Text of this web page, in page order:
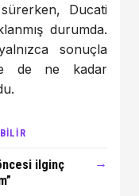
Ducati
durumda.
sonuçla
de ne kadar
ilginç
→